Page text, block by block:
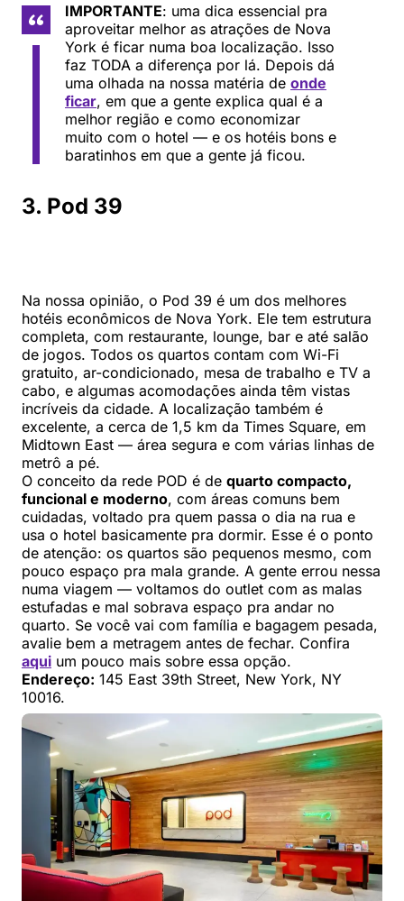
IMPORTANTE: uma dica essencial pra
aproveitar melhor as atrações de Nova
York é ficar numa boa localização. Isso
faz TODA a diferença por lá. Depois dá
uma olhada na nossa matéria de onde
ficar, em que a gente explica qual é a
melhor região e como economizar
muito com o hotel — e os hotéis bons e
baratinhos em que a gente já ficou.
3. Pod 39
Na nossa opinião, o Pod 39 é um dos melhores
hotéis econômicos de Nova York. Ele tem estrutura
completa, com restaurante, lounge, bar e até salão
de jogos. Todos os quartos contam com Wi-Fi
gratuito, ar-condicionado, mesa de trabalho e TV a
cabo, e algumas acomodações ainda têm vistas
incríveis da cidade. A localização também é
excelente, a cerca de 1,5 km da Times Square, em
Midtown East — área segura e com várias linhas de
metrô a pé.
O conceito da rede POD é de quarto compacto,
funcional e moderno, com áreas comuns bem
cuidadas, voltado pra quem passa o dia na rua e
usa o hotel basicamente pra dormir. Esse é o ponto
de atenção: os quartos são pequenos mesmo, com
pouco espaço pra mala grande. A gente errou nessa
numa viagem — voltamos do outlet com as malas
estufadas e mal sobrava espaço pra andar no
quarto. Se você vai com família e bagagem pesada,
avalie bem a metragem antes de fechar. Confira
aqui um pouco mais sobre essa opção.
Endereço: 145 East 39th Street, New York, NY
10016.